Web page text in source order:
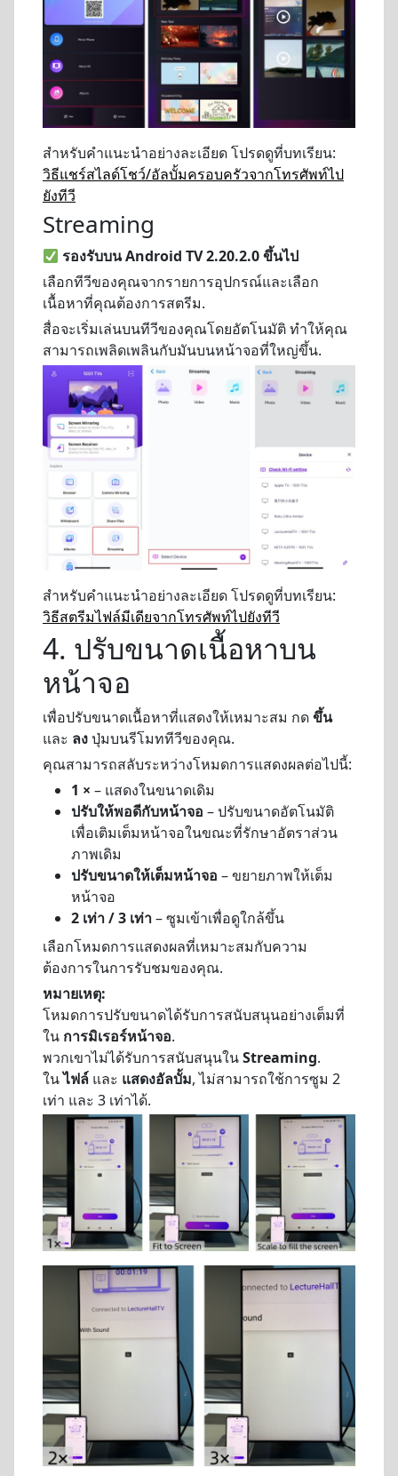
สำหรับคำแนะนำอย่างละเอียด โปรดดูที่บทเรียน:
วิธีแชร์สไลด์โชว์/อัลบั้มครอบครัวจากโทรศัพท์ไป
ยังทีวี
Streaming
รองรับบน Android TV 2.20.2.0 ขึ้นไป
เลือกทีวีของคุณจากรายการอุปกรณ์และเลือก
เนื้อหาที่คุณต้องการสตรีม.
สื่อจะเริ่มเล่นบนทีวีของคุณโดยอัตโนมัติ ทำให้คุณ
สามารถเพลิดเพลินกับมันบนหน้าจอที่ใหญ่ขึ้น.
สำหรับคำแนะนำอย่างละเอียด โปรดดูที่บทเรียน:
วิธีสตรีมไฟล์มีเดียจากโทรศัพท์ไปยังทีวี
4. ปรับขนาดเนื้อหาบน
หน้าจอ
เพื่อปรับขนาดเนื้อหาที่แสดงให้เหมาะสม กดขึ้น
และ ลงปุ่มบนรีโมททีวีของคุณ.
คุณสามารถสลับระหว่างโหมดการแสดงผลต่อไปนี้:
1 × – แสดงในขนาดเดิม
ปรับให้พอดีกับหน้าจอ – ปรับขนาดอัตโนมัติ
เพื่อเติมเต็มหน้าจอในขณะที่รักษาอัตราส่วน
ภาพเดิม
ปรับขนาดให้เต็มหน้าจอ – ขยายภาพให้เต็ม
หน้าจอ
2 เท่า / 3 เท่า– ซูมเข้าเพื่อดูใกล้ขึ้น
เลือกโหมดการแสดงผลที่เหมาะสมกับความ
ต้องการในการรับชมของคุณ.
หมายเหตุ:
โหมดการปรับขนาดได้รับการสนับสนุนอย่างเต็มที่
ใน การมิเรอร์หน้าจอ.
พวกเขาไม่ได้รับการสนับสนุนในStreaming.
ในไฟล์ และ แสดงอัลบั้ม, ไม่สามารถใช้การซูม 2
เท่า และ 3 เท่าได้.